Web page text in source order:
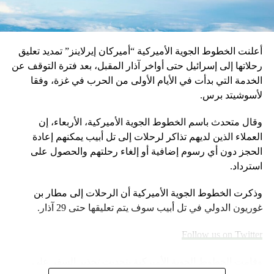
لن تصدقوا ماذا حصل له بعد ادمانه على الصور الإباحية!
أعلنت الخطوط الجوية الأميركية “أميركان إيرلاينز” تمديد تعليق
رحلاتها إلى إسرائيل حتى أواخر آذار المقبل، بعد فترة التوقف عن
الخدمة التي بدأت في الأيام الأولى من الحرب في غزة، وفقا
لأسوشيتد برس.
وقال متحدث باسم الخطوط الجوية الأميركية، الأربعاء، إن
العملاء الذين لديهم تذاكر لرحلات إلى تل أبيب يمكنهم إعادة
الحجز دون أي رسوم إضافية أو إلغاء رحلتهم والحصول على
استرداد.
وذكرت الخطوط الجوية الأميركية أن الرحلات إلى مطار بن
غوريون الدولي في تل أبيب سوف يتم تعليقها حتى 29 آذار.
Follow us on Twitter